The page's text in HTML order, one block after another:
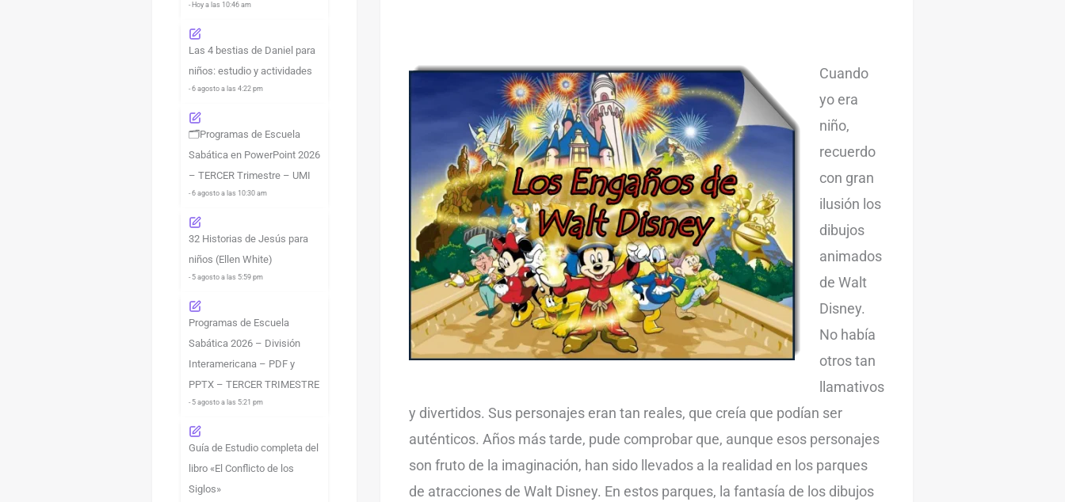
- Hoy a las 10:46 am
Las 4 bestias de Daniel para
niños: estudio y actividades
- 6 agosto a las 4:22 pm
🗂️Programas de Escuela
Sabática en PowerPoint 2026
– TERCER Trimestre – UMI
- 6 agosto a las 10:30 am
32 Historias de Jesús para
niños (Ellen White)
- 5 agosto a las 5:59 pm
Programas de Escuela
Sabática 2026 – División
Interamericana – PDF y
PPTX – TERCER TRIMESTRE
- 5 agosto a las 5:21 pm
Guía de Estudio completa del
libro «El Conflicto de los
Siglos»
Cuando
yo era
niño,
recuerdo
con gran
ilusión los
dibujos
animados
de Walt
Disney.
No había
otros tan
llamativos
y divertidos. Sus personajes eran tan reales, que creía que podían ser
auténticos. Años más tarde, pude comprobar que, aunque esos personajes
son fruto de la imaginación, han sido llevados a la realidad en los parques
de atracciones de Walt Disney. En estos parques, la fantasía de los dibujos